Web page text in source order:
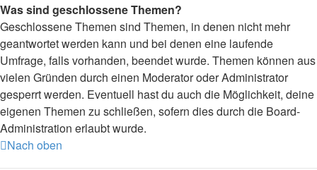
Was sind geschlossene Themen?
Geschlossene Themen sind Themen, in denen nicht mehr
geantwortet werden kann und bei denen eine laufende
Umfrage, falls vorhanden, beendet wurde. Themen können aus
vielen Gründen durch einen Moderator oder Administrator
gesperrt werden. Eventuell hast du auch die Möglichkeit, deine
eigenen Themen zu schließen, sofern dies durch die Board-
Administration erlaubt wurde.
Nach oben